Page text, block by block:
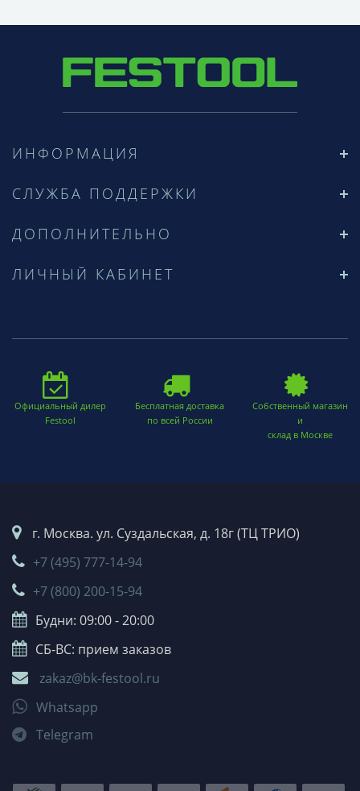
ИНФОРМАЦИЯ
СЛУЖБА ПОДДЕРЖКИ
ДОПОЛНИТЕЛЬНО
ЛИЧНЫЙ КАБИНЕТ
Официальный дилер
Festool
Бесплатная доставка
по всей России
Собственный магазин
и
склад в Москве
г. Москва. ул. Суздальская, д. 18г (ТЦ ТРИО)
+7 (495) 777-14-94
+7 (800) 200-15-94
Будни: 09:00 - 20:00
СБ-ВС: прием заказов
zakaz@bk-festool.ru
Whatsapp
Telegram